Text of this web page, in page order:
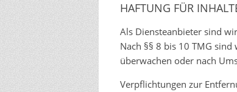
HAFTUNG FÜR
Als Diensteanbieter sind
Nach §§ 8 bis 10 TMG
überwachen oder nach
Verpflichtungen zur